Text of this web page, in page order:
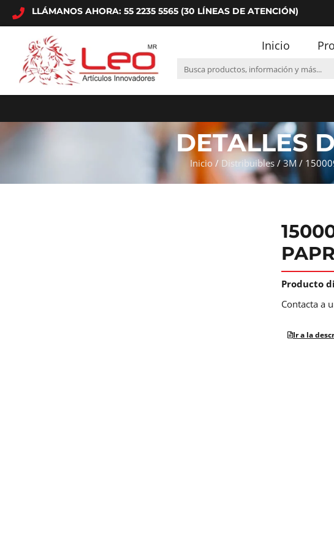
LLÁMANOS AHORA: 55 2235 5565 (30 LÍNEAS DE ATENCIÓN)
Inicio
DETALLES
Inicio / Distribuibles/3M /
PAPR
Producto
Contacta a
Ir a la